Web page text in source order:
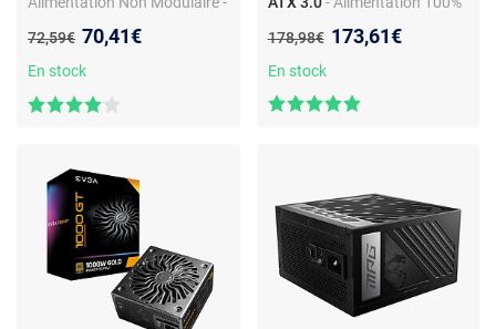
80PLUS Bronze
Ancien prix :
72,59€ Nouveau prix :
70,41€
En stock
ATX12V- ATX 3.0 - 80PLUS
Gold
Ancien prix :
178,98€ Nouveau prix :
173,61€
En stock